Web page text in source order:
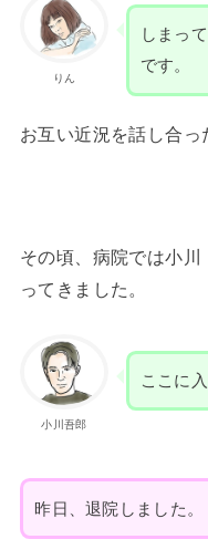
りん
しまっ
です。
お互い近況を話し合っ
その頃、病院では小
ってきました。
小川吾郎
ここに
昨日、退院しました。